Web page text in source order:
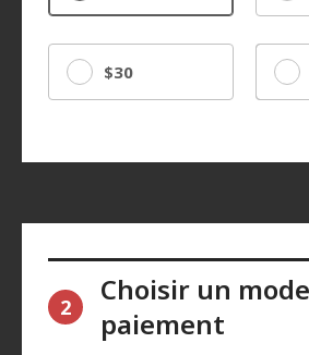
$30
2
Choisir un
paiement